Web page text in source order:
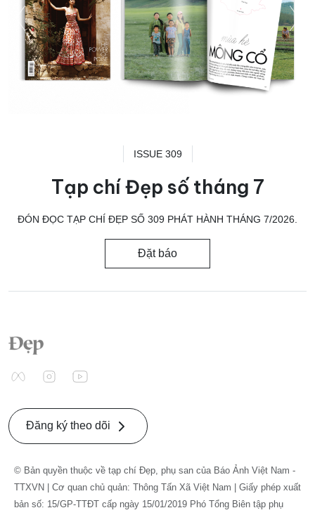
ISSUE 309
Tạp chí Đẹp số tháng 7
ĐÓN ĐỌC TẠP CHÍ ĐẸP SỐ 309 PHÁT HÀNH THÁNG 7/2026.
Đặt báo
Đăng ký theo dõi
© Bản quyền thuộc về tạp chí Đẹp, phụ san của Báo Ảnh Việt Nam -
TTXVN | Cơ quan chủ quản: Thông Tấn Xã Việt Nam | Giấy phép xuất
bản số: 15/GP-TTĐT cấp ngày 15/01/2019 Phó Tổng Biên tập phụ